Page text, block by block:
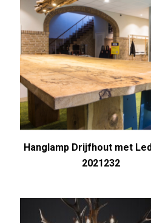
Hanglamp Drijfhout met
2021232